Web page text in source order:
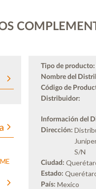
Tipo de producto:
Nombre del
Código de
Distribuidor:
Información del
Dirección:
S/N
Ciudad:
Estado:
País: Mexico